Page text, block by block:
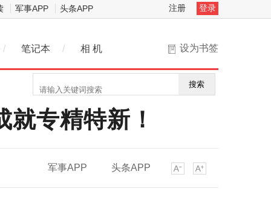
军事APP 头条APP 注册 登录
设为书签
/ 笔记本 / 相 机
搜索
专精特新！
军事APP 头条APP